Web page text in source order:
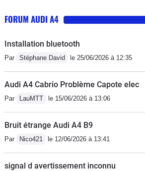
FORUM AUDI A4
Installation bluetooth
Par Stéphane David le 25/06/2026 à 12:35
Audi A4 Cabrio Problème Capote elec
Par LauMTT le 15/06/2026 à 13:06
Bruit étrange Audi A4 B9
Par Nico421 le 12/06/2026 à 13:41
signal d avertissement inconnu